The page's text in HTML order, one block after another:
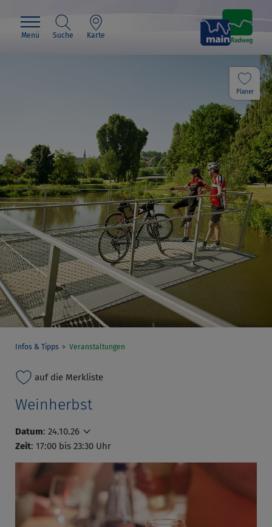
Menü Suche Karte
Planer
Infos & Tipps Veranstaltungen
auf die Merkliste
Weinherbst
Datum: 24.10.26
Zeit: 17:00 bis 23:30 Uhr